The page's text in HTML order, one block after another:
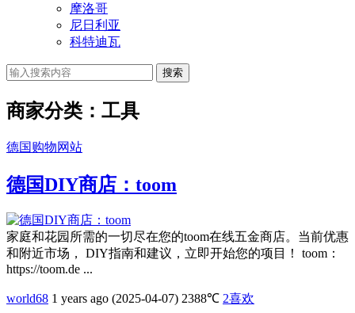
摩洛哥
尼日利亚
科特迪瓦
搜索
商家分类：工具
德国购物网站
德国DIY商店：toom
家庭和花园所需的一切尽在您的toom在线五金商店。当前优惠
和附近市场， DIY指南和建​​议，立即开始您的项目！ toom：
https://toom.de ...
world68 1 years ago (2025-04-07) 2388℃ 2喜欢